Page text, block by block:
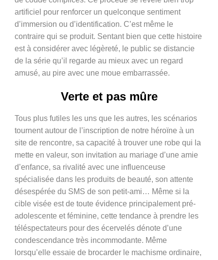
artificiel pour renforcer un quelconque sentiment
d’immersion ou d’identification. C’est même le
contraire qui se produit. Sentant bien que cette histoire
est à considérer avec légèreté, le public se distancie
de la série qu’il regarde au mieux avec un regard
amusé, au pire avec une moue embarrassée.
Verte et pas mûre
Tous plus futiles les uns que les autres, les scénarios
tournent autour de l’inscription de notre héroïne à un
site de rencontre, sa capacité à trouver une robe qui la
mette en valeur, son invitation au mariage d’une amie
d’enfance, sa rivalité avec une influenceuse
spécialisée dans les produits de beauté, son attente
désespérée du SMS de son petit-ami… Même si la
cible visée est de toute évidence principalement pré-
adolescente et féminine, cette tendance à prendre les
téléspectateurs pour des écervelés dénote d’une
condescendance très incommodante. Même
lorsqu’elle essaie de brocarder le machisme ordinaire,